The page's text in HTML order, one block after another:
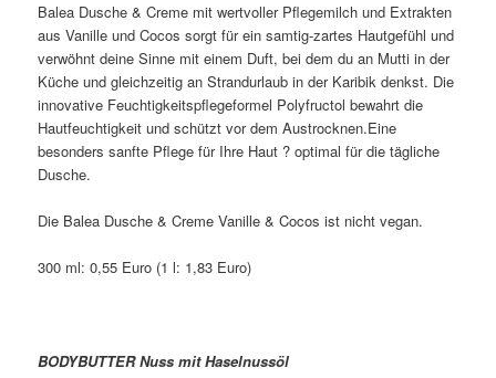
Balea Dusche & Creme mit wertvoller Pflegemilch und Extrakten
aus Vanille und Cocos sorgt für ein samtig-zartes Hautgefühl und
verwöhnt deine Sinne mit einem Duft, bei dem du an Mutti in der
Küche und gleichzeitig an Strandurlaub in der Karibik denkst. Die
innovative Feuchtigkeitspflegeformel Polyfructol bewahrt die
Hautfeuchtigkeit und schützt vor dem Austrocknen.Eine
besonders sanfte Pflege für Ihre Haut ? optimal für die tägliche
Dusche.
Die Balea Dusche & Creme Vanille & Cocos ist nicht vegan.
300 ml: 0,55 Euro (1 l: 1,83 Euro)
BODYBUTTER Nuss mit Haselnussöl